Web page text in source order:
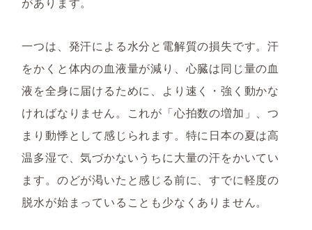
一つは、発汗による水分と電解質の損失です。汗
をかくと体内の血液量が減り、心臓は同じ量の血
液を全身に届けるために、より速く・強く動かな
ければなりません。これが「心拍数の増加」、つ
まり動悸として感じられます。特に日本の夏は高
温多湿で、気づかないうちに大量の汗をかいてい
ます。のどが渇いたと感じる前に、すでに軽度の
脱水が始まっていることも少なくありません。